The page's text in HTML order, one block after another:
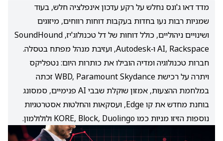
מדד דאו ג'ונס נחלש על רקע עדכון אינפלציה חלש, בעוד
שמניות רבות נעו בחדות בעקבות דוחות רווחים, מיזוגים
ושינויים ניהוליים, כולל דוחות של דל טכנולוג'יז, SoundHound
AI, Rackspace ו‑Autodesk, ועזיבת מנהל מפתח בטסלה.
חברות טכנולוגיה ומדיה הובילו את כותרות היום: נטפליקס
ויתרה על רכישת WBD, Paramount Skydance זכתה
במלחמת ההצעות, אמזון שוקלת שבבי AI פנימיים, סמסונג
בוחנת מחדש את קו Edge, ועסקאות והחלטות אסטרטגיות
נוספות הזיזו מניות כמו KORE, Block, Duolingo ולולולמון.